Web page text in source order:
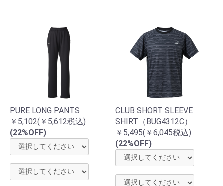
PURE LONG PANTS
￥5,102(￥5,612税込)
(22%OFF)
CLUB SHORT SLEEVE
SHIRT（BUG4312C）
￥5,495(￥6,045税込)
(22%OFF)